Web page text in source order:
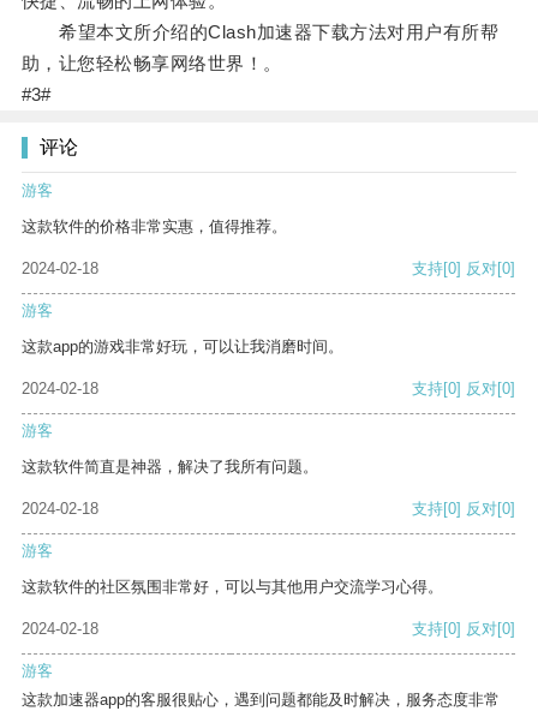
希望本文所介绍的Clash加速器下载方法对用户有所帮
助，让您轻松畅享网络世界！。
#3#
评论
游客
这款软件的价格非常实惠，值得推荐。
2024-02-18 支持[0] 反对[0]
游客
这款app的游戏非常好玩，可以让我消磨时间。
2024-02-18 支持[0] 反对[0]
游客
这款软件简直是神器，解决了我所有问题。
2024-02-18 支持[0] 反对[0]
游客
这款软件的社区氛围非常好，可以与其他用户交流学习心得。
2024-02-18 支持[0] 反对[0]
游客
这款加速器app的客服很贴心，遇到问题都能及时解决，服务态度非常